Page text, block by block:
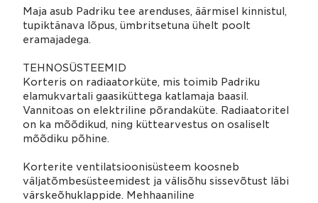
Maja asub Padriku tee arenduses, äärmisel kinnistul,
tupiktänava lõpus, ümbritsetuna ühelt poolt
eramajadega.
TEHNOSÜSTEEMID
Korteris on radiaatorküte, mis toimib Padriku
elamukvartali gaasiküttega katlamaja baasil.
Vannitoas on elektriline põrandaküte. Radiaatoritel
on ka mõõdikud, ning küttearvestus on osaliselt
mõõdiku põhine.
Korterite ventilatsioonisüsteem koosneb
väljatõmbesüsteemidest ja välisõhu sissevõtust läbi
värskeõhuklappide. Mehhaaniline